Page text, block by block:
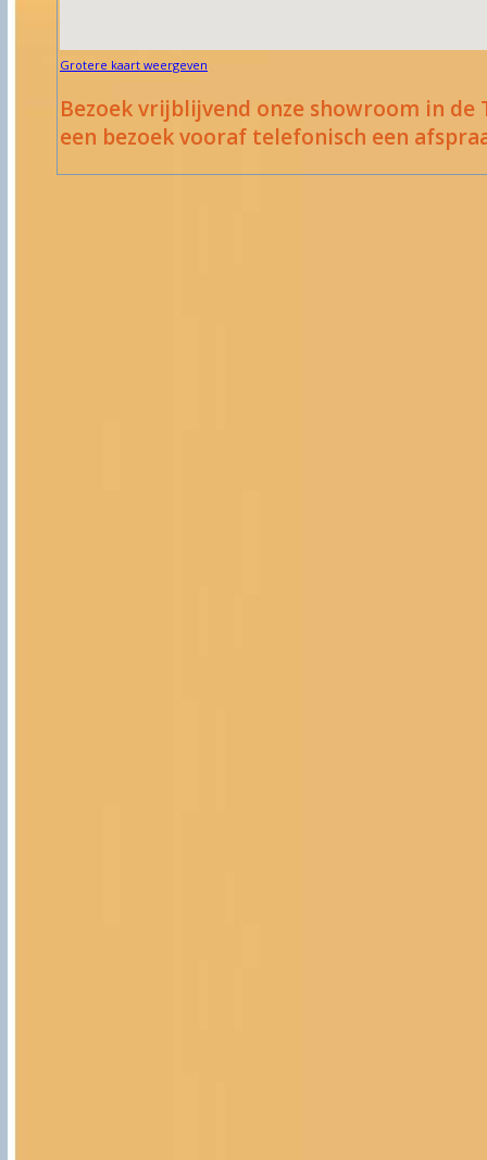
Grotere kaart weergeven
Bezoek vrijblijvend onze showroom in de
een bezoek vooraf telefonisch een